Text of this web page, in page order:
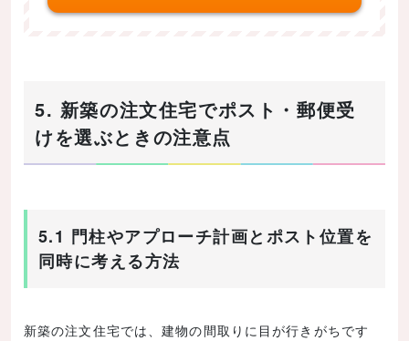
5. 新築の注文住宅でポスト・郵便受
けを選ぶときの注意点
5.1 門柱やアプローチ計画とポスト位置を
同時に考える方法
新築の注文住宅では、建物の間取りに目が行きがちです